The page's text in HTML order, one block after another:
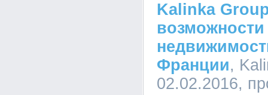
Kalinka
Франции,
02.02.2016,